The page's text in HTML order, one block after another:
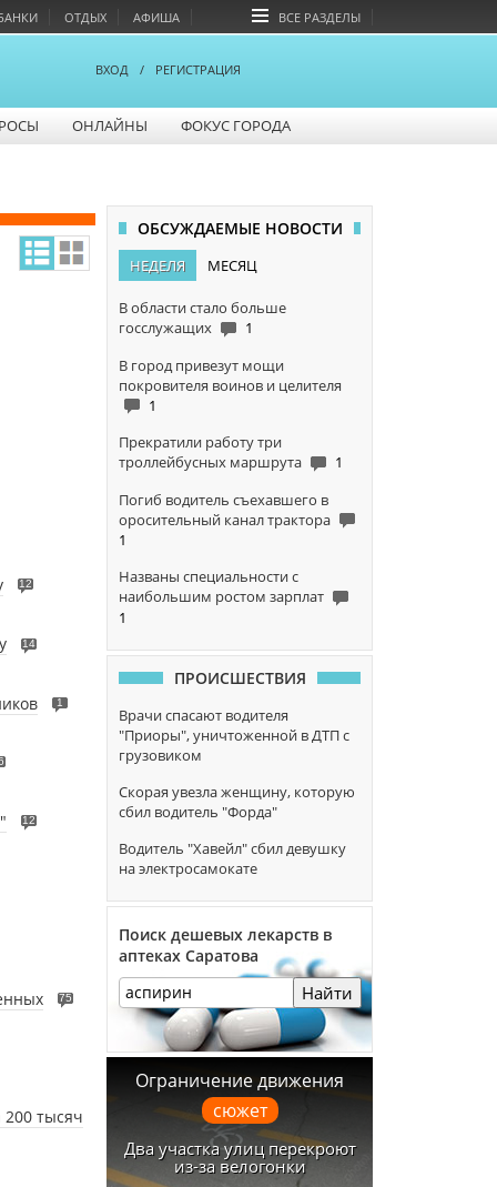
ОТДЫХ АФИША ВСЕ РАЗДЕЛЫ
ВХОД / РЕГИСТРАЦИЯ
ОНЛАЙНЫ ФОКУС ГОРОДА
12
14
1
12
75
тысяч
ОБСУЖДАЕМЫЕ НОВОСТИ
НЕДЕЛЯ МЕСЯЦ
В области стало больше
госслужащих
1
В город привезут мощи
покровителя воинов и целителя
1
Прекратили работу три
троллейбусных маршрута
1
Погиб водитель съехавшего в
оросительный канал трактора
1
Названы специальности с
наибольшим ростом зарплат
1
ПРОИСШЕСТВИЯ
Врачи спасают водителя
"Приоры", уничтоженной в ДТП с
грузовиком
Скорая увезла женщину, которую
сбил водитель "Форда"
Водитель "Хавейл" сбил девушку
на электросамокате
Поиск дешевых лекарств в
аптеках Саратова
Найти
Ограничение движения
сюжет
Два участка улиц перекроют
из-за велогонки